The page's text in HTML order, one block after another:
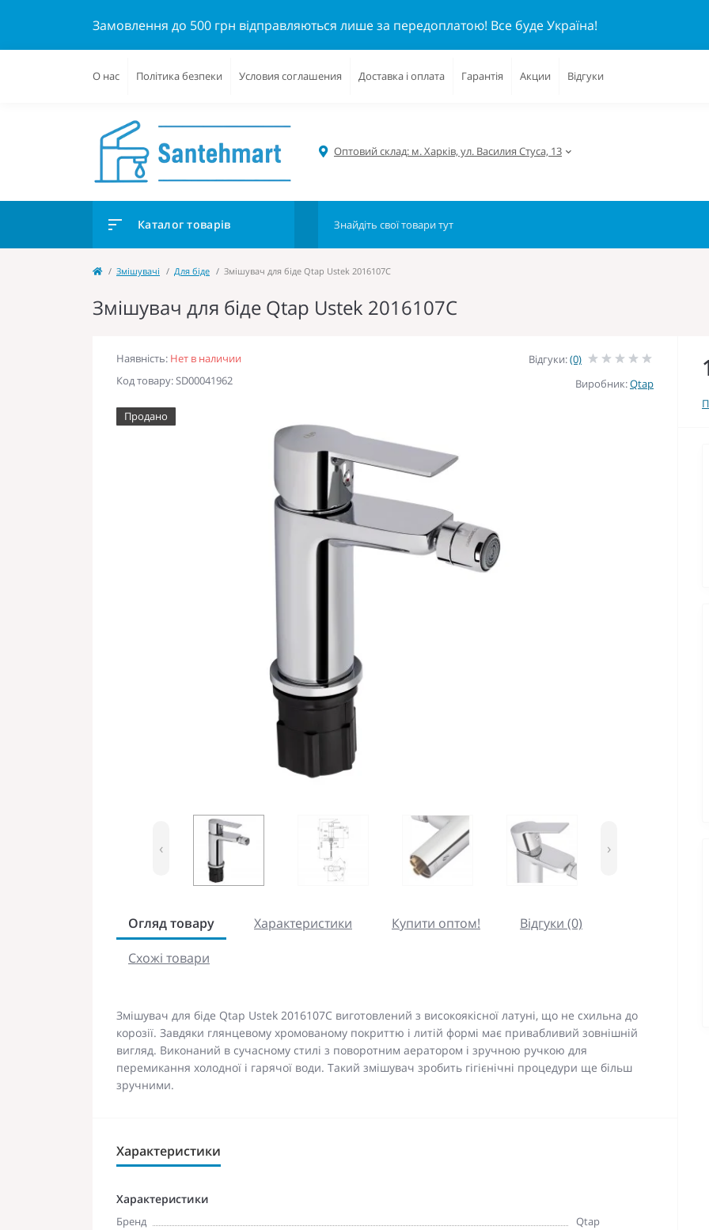
Замовлення до 500 грн відправляються лише за передоплатою! Все буде Україна!
О нас Політика безпеки Условия соглашения Доставка і оплата Гарантія Акции Відгуки
Оптовий склад: м. Харків, ул. Василия Стуса, 13
Каталог товарів
Змішувачі Для біде Змішувач для біде Qtap Ustek 2016107C
Змішувач для біде Qtap Ustek 2016107C
Наявність: Нет в наличии
Код товару: SD00041962
Відгуки:(0)
Виробник:Qtap
Продано
‹ ›
Огляд товару Характеристики Купити оптом!
Відгуки (0)
Схожі товари
Змішувач для біде Qtap Ustek 2016107C виготовлений з високоякісної латуні, що не схильна до
корозії. Завдяки глянцевому хромованому покриттю і литій формі має привабливий зовнішній
вигляд. Виконаний в сучасному стилі з поворотним аератором і зручною ручкою для
перемикання холодної і гарячої води. Такий змішувач зробить гігієнічні процедури ще більш
зручними.
Характеристики
Характеристики
Бренд
Qtap